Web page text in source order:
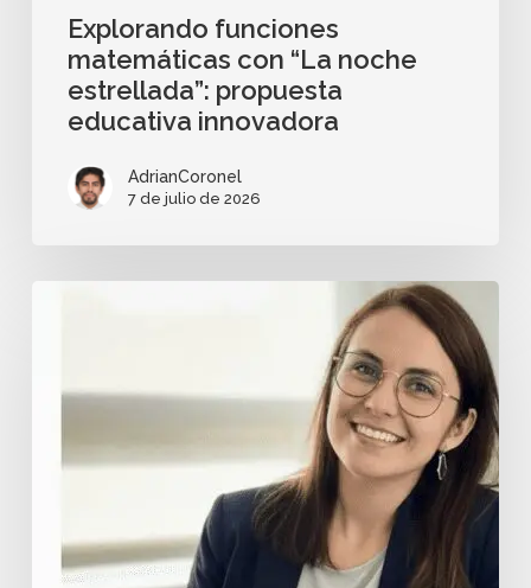
Explorando funciones
matemáticas con “La noche
estrellada”: propuesta
educativa innovadora
AdrianCoronel
7 de julio de 2026